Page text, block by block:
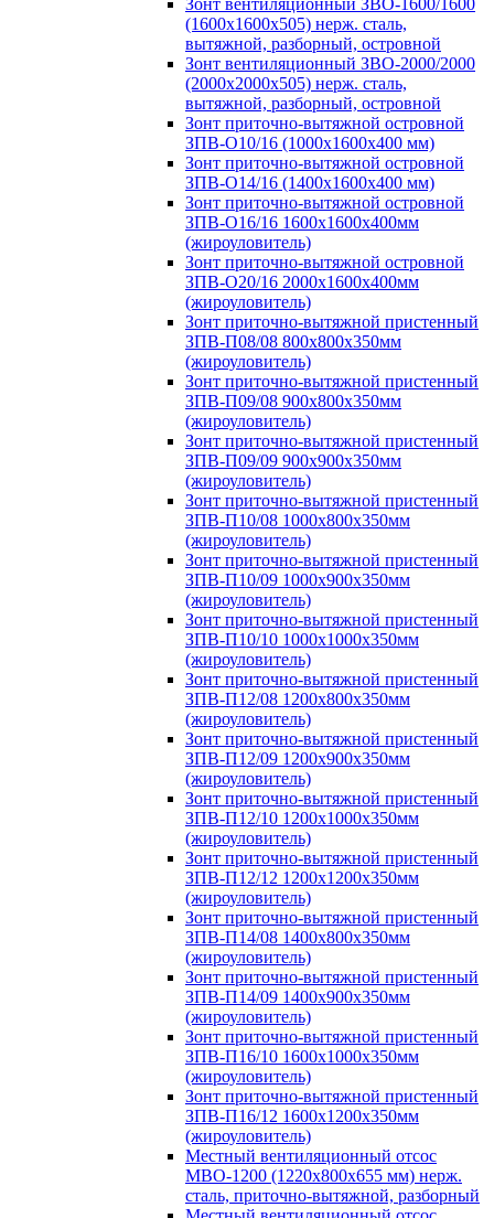
Зонт вентиляционный ЗВО-1600/1600
(1600х1600х505) нерж. сталь,
вытяжной, разборный, островной
Зонт вентиляционный ЗВО-2000/2000
(2000х2000х505) нерж. сталь,
вытяжной, разборный, островной
Зонт приточно-вытяжной островной
ЗПВ-О10/16 (1000х1600х400 мм)
Зонт приточно-вытяжной островной
ЗПВ-О14/16 (1400х1600х400 мм)
Зонт приточно-вытяжной островной
ЗПВ-О16/16 1600х1600х400мм
(жироуловитель)
Зонт приточно-вытяжной островной
ЗПВ-О20/16 2000х1600х400мм
(жироуловитель)
Зонт приточно-вытяжной пристенный
ЗПВ-П08/08 800х800х350мм
(жироуловитель)
Зонт приточно-вытяжной пристенный
ЗПВ-П09/08 900х800х350мм
(жироуловитель)
Зонт приточно-вытяжной пристенный
ЗПВ-П09/09 900х900х350мм
(жироуловитель)
Зонт приточно-вытяжной пристенный
ЗПВ-П10/08 1000х800х350мм
(жироуловитель)
Зонт приточно-вытяжной пристенный
ЗПВ-П10/09 1000х900х350мм
(жироуловитель)
Зонт приточно-вытяжной пристенный
ЗПВ-П10/10 1000х1000х350мм
(жироуловитель)
Зонт приточно-вытяжной пристенный
ЗПВ-П12/08 1200х800х350мм
(жироуловитель)
Зонт приточно-вытяжной пристенный
ЗПВ-П12/09 1200х900х350мм
(жироуловитель)
Зонт приточно-вытяжной пристенный
ЗПВ-П12/10 1200х1000х350мм
(жироуловитель)
Зонт приточно-вытяжной пристенный
ЗПВ-П12/12 1200х1200х350мм
(жироуловитель)
Зонт приточно-вытяжной пристенный
ЗПВ-П14/08 1400х800х350мм
(жироуловитель)
Зонт приточно-вытяжной пристенный
ЗПВ-П14/09 1400х900х350мм
(жироуловитель)
Зонт приточно-вытяжной пристенный
ЗПВ-П16/10 1600х1000х350мм
(жироуловитель)
Зонт приточно-вытяжной пристенный
ЗПВ-П16/12 1600х1200х350мм
(жироуловитель)
Местный вентиляционный отсос
МВО-1200 (1220х800х655 мм) нерж.
сталь, приточно-вытяжной, разборный